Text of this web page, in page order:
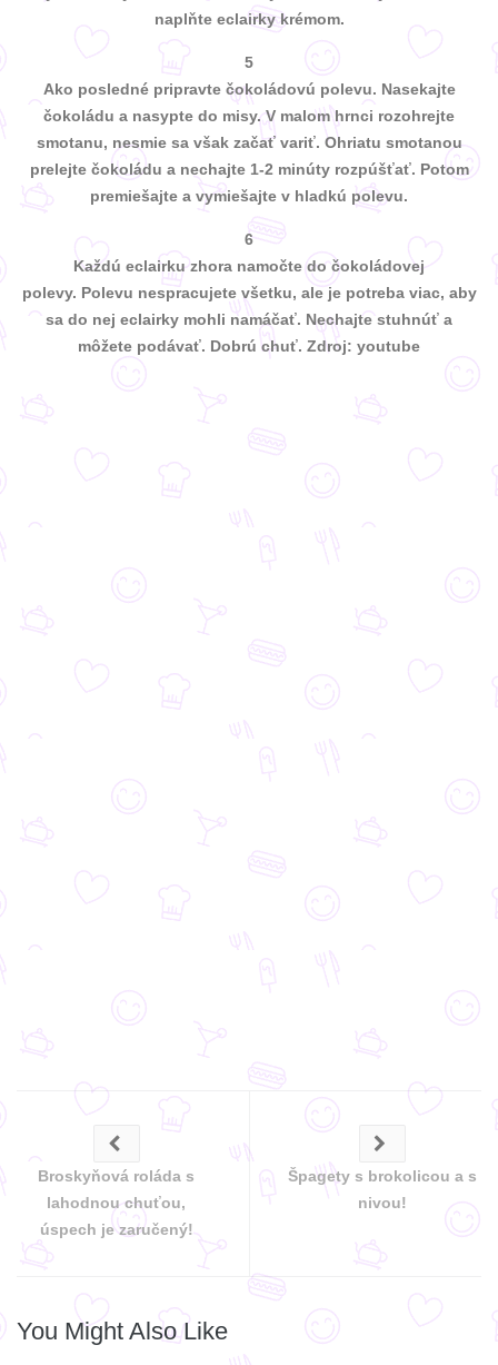
naplňte eclairky krémom.
5
Ako posledné pripravte čokoládovú polevu. Nasekajte
čokoládu a nasypte do misy. V malom hrnci rozohrejte
smotanu, nesmie sa však začať variť. Ohriatu smotanou
prelejte čokoládu a nechajte 1-2 minúty rozpúšťať. Potom
premiešajte a vymiešajte v hladkú polevu.
6
Každú eclairku zhora namočte do čokoládovej
polevy. Polevu nespracujete všetku, ale je potreba viac, aby
sa do nej eclairky mohli namáčať. Nechajte stuhnúť a
môžete podávať. Dobrú chuť. Zdroj: youtube
Broskyňová roláda s
lahodnou chuťou,
úspech je zaručený!
Špagety s brokolicou a s
nivou!
You Might Also Like